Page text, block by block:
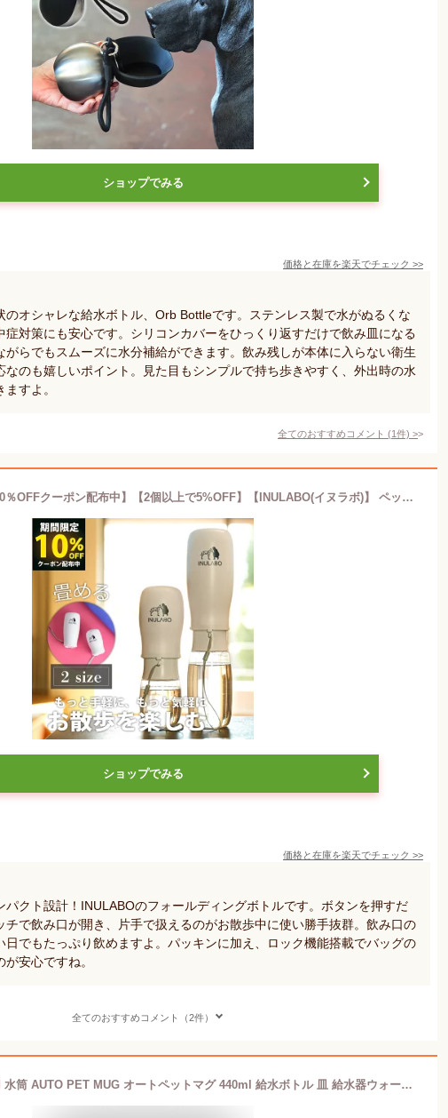
ショップでみる
価格と在庫を楽天でチェック >>
のオシャレな給水ボトル、Orb Bottleです。ステンレス製で水がぬるくな
症対策にも安心です。シリコンカバーをひっくり返すだけで飲み皿になる
がらでもスムーズに水分補給ができます。飲み残しが本体に入らない衛生
なのも嬉しいポイント。見た目もシンプルで持ち歩きやすく、外出時の水
すよ。
全てのおすすめコメント (1件) >
【楽天SS!期間限定!!10％OFFクーポン配布中】【2個以上で5%OFF】【INULABO(イヌラボ)】 ペット ウォーターボトル 犬 水筒 給水ボトル 給水器 ウォーターボトル 犬 散歩 お散歩グッズ 漏れ防止 ワンタッチ 日用品 熱中症対策 550ml - 300ml
ショップでみる
価格と在庫を楽天でチェック >>
パクト設計！INULABOのフォールディングボトルです。ボタンを押すだ
チで飲み口が開き、片手で扱えるのがお散歩中に使い勝手抜群。飲み口の
日でもたっぷり飲めますよ。パッキンに加え、ロック機能搭載でバッグの
安心ですね。
全てのおすすめコメント（2件）
【送料無料】ペット用 水筒 AUTO PET MUG オートペットマグ 440ml 給水ボトル 皿 給水器ウォーターボトル 犬 散歩 お散歩グッズ お散歩 ドライブ 車 ペット用品 ペット 犬用品 猫 日用品 防災 災害 避難